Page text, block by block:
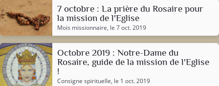
7 octobre : La prière du Rosaire pour
la mission de l'Eglise
Mois missionnaire, le 7 oct. 2019
Octobre 2019 : Notre-Dame du
Rosaire, guide de la mission de l'Eglise
!
Consigne spirituelle, le 1 oct. 2019